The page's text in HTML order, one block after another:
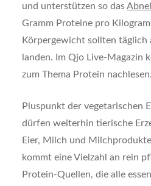
und unterstützen so das
Gramm Proteine pro
Körpergewicht sollten täglich
landen. Im Qjo Live-Magazin
zum Thema Protein nachlesen.
Pluspunkt der vegetarischen
dürfen weiterhin tierische
Eier, Milch und
kommt eine Vielzahl an rein
Protein-Quellen, die alle